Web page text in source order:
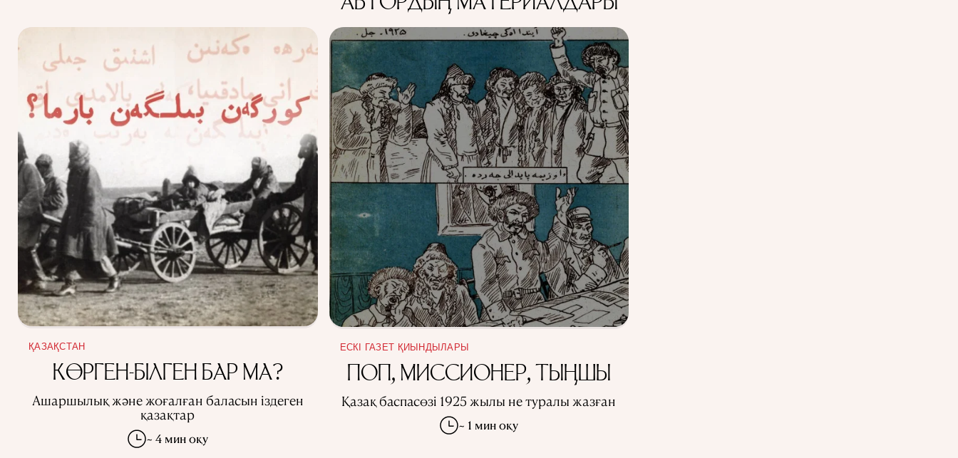
ҚАЗАҚСТАН
КӨРГЕН-БІЛГЕН БАР МА?
Ашаршылық және жоғалған баласын іздеген
қазақтар
~ 4 мин оқу
ЕСКІ ГАЗЕТ ҚИЫНДЫЛАРЫ
ПОП, МИССИОНЕР, ТЫҢШЫ
Қазақ баспасөзі 1925 жылы не туралы жазған
~ 1 мин оқу